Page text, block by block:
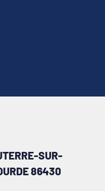
SUR-
86430